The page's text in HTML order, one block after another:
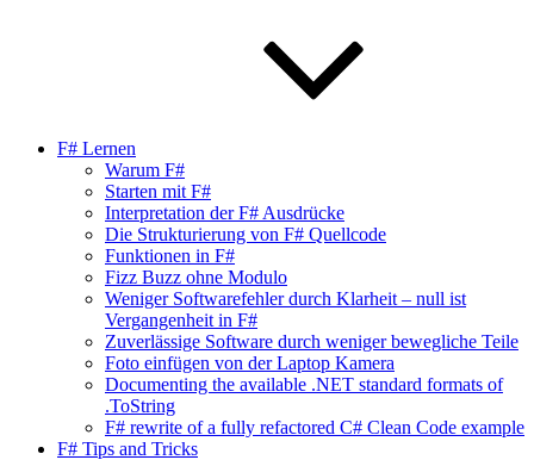
F# Lernen
Warum F#
Starten mit F#
Interpretation der F# Ausdrücke
Die Strukturierung von F# Quellcode
Funktionen in F#
Fizz Buzz ohne Modulo
Weniger Softwarefehler durch Klarheit – null ist
Vergangenheit in F#
Zuverlässige Software durch weniger bewegliche Teile
Foto einfügen von der Laptop Kamera
Documenting the available .NET standard formats of
.ToString
F# rewrite of a fully refactored C# Clean Code example
F# Tips and Tricks